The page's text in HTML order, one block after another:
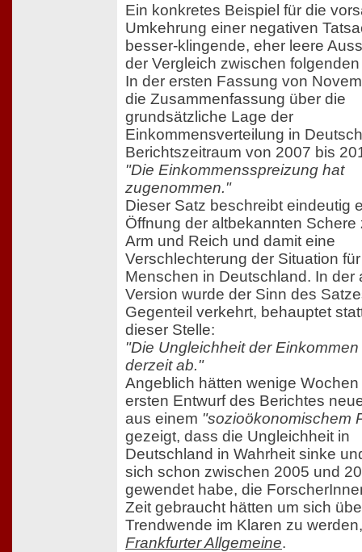
Ein konkretes Beispiel für die
Umkehrung einer negativen
besser-klingende, eher leere
der Vergleich zwischen
In der ersten Fassung von
die Zusammenfassung über die
grundsätzliche Lage der
Einkommensverteilung in
Berichtszeitraum von 2007 bis
"Die Einkommensspreizung hat
zugenommen."
Dieser Satz beschreibt eindeutig
Öffnung der altbekannten Schere
Arm und Reich und damit eine
Verschlechterung der Situation
Menschen in Deutschland. In der
Version wurde der Sinn des
Gegenteil verkehrt, behauptet
dieser Stelle:
"Die Ungleichheit der Einkommen
derzeit ab."
Angeblich hätten wenige
ersten Entwurf des Berichtes
aus einem "sozioökonomischem
gezeigt, dass die Ungleichheit in
Deutschland in Wahrheit sinke
sich schon zwischen 2005 und
gewendet habe, die
Zeit gebraucht hätten um sich
Trendwende im Klaren zu
Frankfurter Allgemeine.